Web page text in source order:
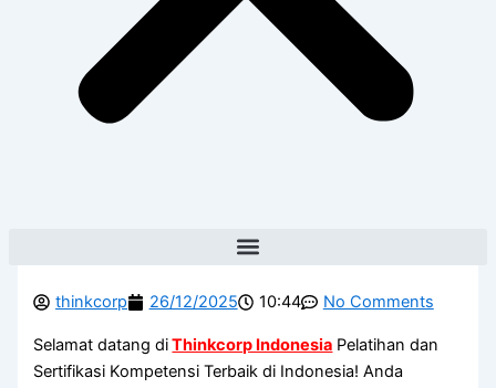
thinkcorp 26/12/2025 10:44 No Comments
Selamat datang diThinkcorp Indonesia Pelatihan dan
Sertifikasi Kompetensi Terbaik di Indonesia! Anda